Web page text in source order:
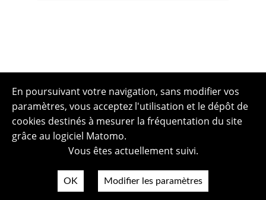
En poursuivant votre navigation, sans modifier vos
paramètres, vous acceptez l'utilisation et le dépôt de
cookies destinés à mesurer la fréquentation du site
grâce au logiciel Matomo.
Vous êtes actuellement suivi.
OK Modifier les paramètres